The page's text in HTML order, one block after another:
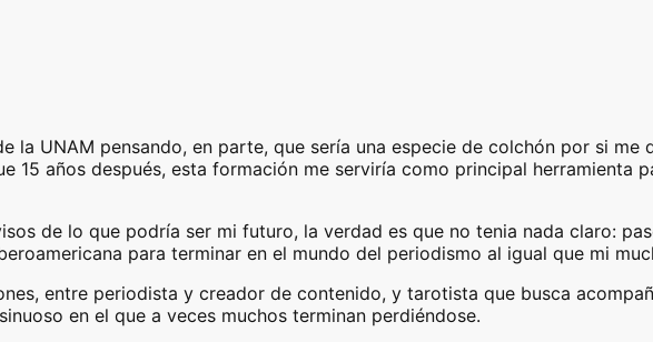
la UNAM pensando, en parte, que sería una especie de colchón por si
15 años después, esta formación me serviría como principal herramienta
de lo que podría ser mi futuro, la verdad es que no tenia nada claro:
para terminar en el mundo del periodismo al igual que mi
entre periodista y creador de contenido, y tarotista que busca
en el que a veces muchos terminan perdiéndose.